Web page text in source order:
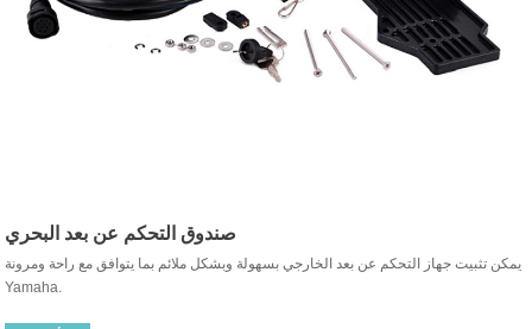
صندوق التحكم عن بعد البحري
يمكن تثبيت جهاز التحكم عن بعد الخارجي بسهولة وبشكل ملائم بما يتوافق مع راحة ومرونة
Yamaha.